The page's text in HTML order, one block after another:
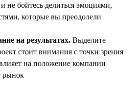
не бойтесь делиться эмоциями,
которые вы преодолели
на результатах. Выделите
стоит внимания с точки зрения
на положение компании
рынок